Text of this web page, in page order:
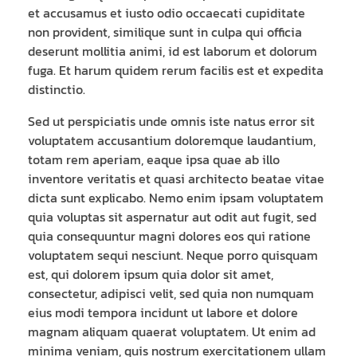
et accusamus et iusto odio occaecati cupiditate
non provident, similique sunt in culpa qui officia
deserunt mollitia animi, id est laborum et dolorum
fuga. Et harum quidem rerum facilis est et expedita
distinctio.
Sed ut perspiciatis unde omnis iste natus error sit
voluptatem accusantium doloremque laudantium,
totam rem aperiam, eaque ipsa quae ab illo
inventore veritatis et quasi architecto beatae vitae
dicta sunt explicabo. Nemo enim ipsam voluptatem
quia voluptas sit aspernatur aut odit aut fugit, sed
quia consequuntur magni dolores eos qui ratione
voluptatem sequi nesciunt. Neque porro quisquam
est, qui dolorem ipsum quia dolor sit amet,
consectetur, adipisci velit, sed quia non numquam
eius modi tempora incidunt ut labore et dolore
magnam aliquam quaerat voluptatem. Ut enim ad
minima veniam, quis nostrum exercitationem ullam